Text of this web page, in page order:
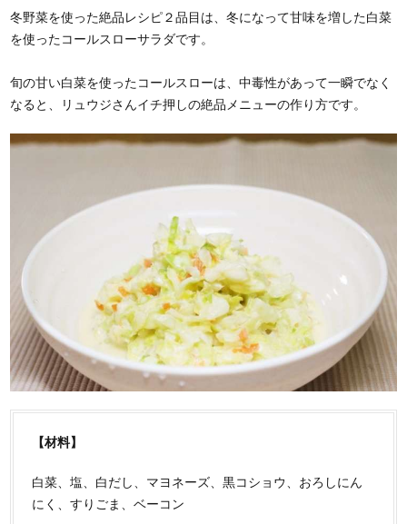
冬野菜を使った絶品レシピ２品目は、冬になって甘味を増した白菜
を使ったコールスローサラダです。
旬の甘い白菜を使ったコールスローは、中毒性があって一瞬でなく
なると、リュウジさんイチ押しの絶品メニューの作り方です。
【材料】
白菜、塩、白だし、マヨネーズ、黒コショウ、おろしにん
にく、すりごま、ベーコン